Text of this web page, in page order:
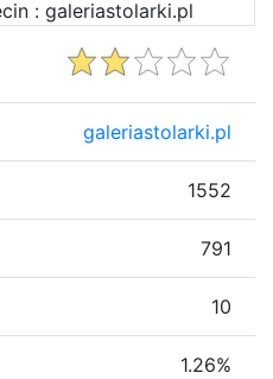
galeriastolarki.pl
1552
791
10
1.26%